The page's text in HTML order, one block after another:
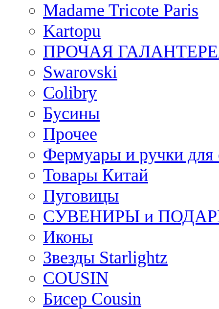
Madame Tricote Paris
Kartopu
ПРОЧАЯ
Swarovski
Colibry
Бусины
Прочее
Фермуары и ручки для
Товары Китай
Пуговицы
СУВЕНИРЫ и
Иконы
Звезды Starlightz
COUSIN
Бисер Cousin